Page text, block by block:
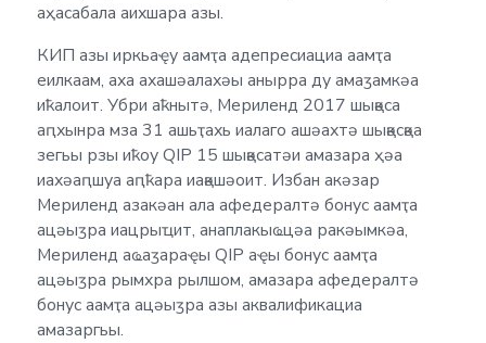
аҳасабала аихшара азы.
КИП азы иркьаҿу аамҭа адепресиациа аамҭа
еилкаам, аха ахашәалахәы анырра ду амаӡамкәа
иҟалоит. Убри аҟнытә, Мериленд 2017 шықәса
аԥхынра мза 31 ашьҭахь иалаго ашәахтә шықәсқәа
зегьы рзы иҟоу QIP 15 шықәсатәи амазара ҳәа
иахәаԥшуа аԥҟара иақәшәоит. Избан акәзар
Мериленд азакәан ала афедералтә бонус аамҭа
ацәыӡра иацрыҵит, анаплакыҩцәа ракәымкәа,
Мериленд аҩаӡараҿы QIP аҿы бонус аамҭа
ацәыӡра рымхра рылшом, амазара афедералтә
бонус аамҭа ацәыӡра азы аквалификациа
амазаргьы.